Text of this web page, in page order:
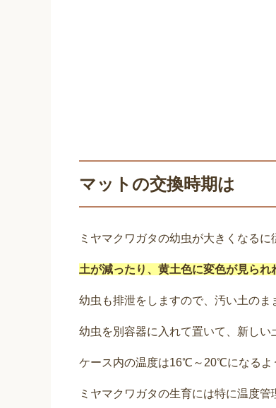
マットの交換時期は
ミヤマクワガタの幼虫が大きくなる
土が減ったり、黄土色に変色が見ら
幼虫も排泄をしますので、汚い土のま
幼虫を別容器に入れて置いて、新しい
ケース内の温度は16℃～20℃になるよ
ミヤマクワガタの生育には特に温度管